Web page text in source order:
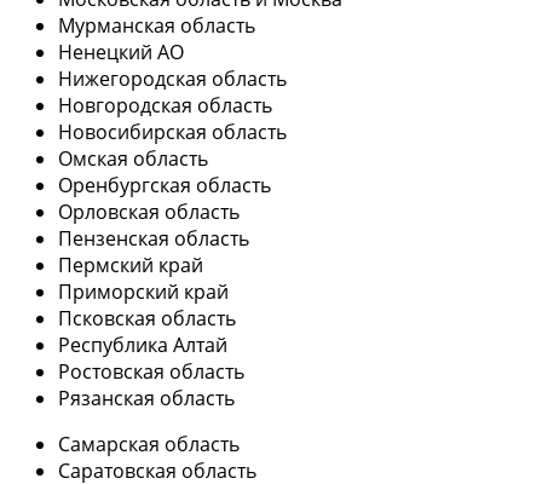
Мурманская область
Ненецкий АО
Нижегородская область
Новгородская область
Новосибирская область
Омская область
Оренбургская область
Орловская область
Пензенская область
Пермский край
Приморский край
Псковская область
Республика Алтай
Ростовская область
Рязанская область
Самарская область
Саратовская область